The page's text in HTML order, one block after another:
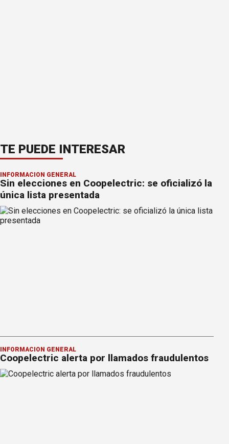
TE PUEDE INTERESAR
INFORMACION GENERAL
Sin elecciones en Coopelectric: se oficializó la
única lista presentada
INFORMACION GENERAL
Coopelectric alerta por llamados fraudulentos